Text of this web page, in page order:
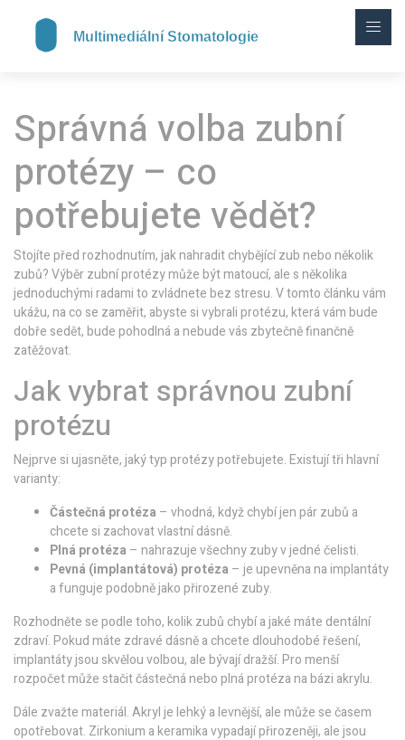
Správná volba zubní
protézy – co
potřebujete vědět?
Stojíte před rozhodnutím, jak nahradit chybějící zub nebo několik
zubů? Výběr zubní protézy může být matoucí, ale s několika
jednoduchými radami to zvládnete bez stresu. V tomto článku vám
ukážu, na co se zaměřit, abyste si vybrali protézu, která vám bude
dobře sedět, bude pohodlná a nebude vás zbytečně finančně
zatěžovat.
Jak vybrat správnou zubní
protézu
Nejprve si ujasněte, jaký typ protézy potřebujete. Existují tři hlavní
varianty:
Částečná protéza – vhodná, když chybí jen pár zubů a
chcete si zachovat vlastní dásně.
Plná protéza – nahrazuje všechny zuby v jedné čelisti.
Pevná (implantátová) protéza – je upevněna na implantáty
a funguje podobně jako přirozené zuby.
Rozhodněte se podle toho, kolik zubů chybí a jaké máte dentální
zdraví. Pokud máte zdravé dásně a chcete dlouhodobé řešení,
implantáty jsou skvělou volbou, ale bývají dražší. Pro menší
rozpočet může stačit částečná nebo plná protéza na bázi akrylu.
Dále zvažte materiál. Akryl je lehký a levnější, ale může se časem
opotřebovat. Zirkonium a keramika vypadají přirozeněji, ale jsou